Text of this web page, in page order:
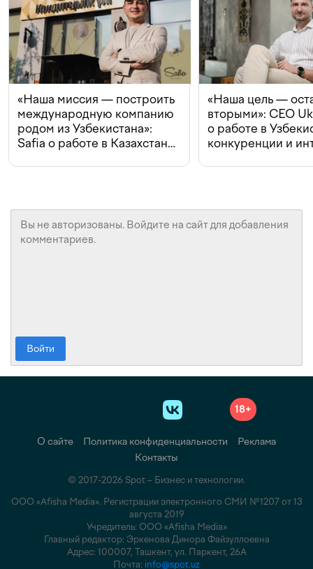
«Наша миссия — построить
международную компанию
родом из Узбекистана»:
Safia о работе в Казахстане,
«Наша цель —
вторыми»: CEO
о работе в
конкуренции и
Войти
18+
О сайте Политика конфиденциальности
Реклама
Контакты
© 2017-2026 Spot – Бизнес и технологии.
ООО «Afisha Media». Регистрации электронного СМИ №1207 от 13
августа 2019
Учредитель: ООО «Afisha Media»
Главный редактор: Эркенова Динора Файзуллоевна
Адрес: 100007, Ташкент, ул. Паркент, 26А
Почта: info@spot.uz